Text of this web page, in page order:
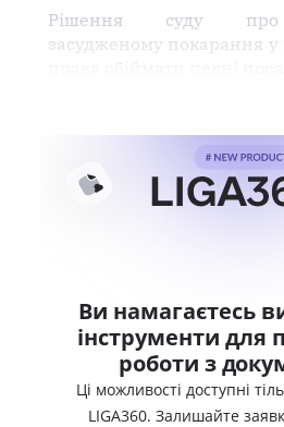
Рішення суду про
засудженому покарання у
Ви намагаєтесь
інструменти для
роботи з
Ці можливості доступні
LIGA360. Залишайте